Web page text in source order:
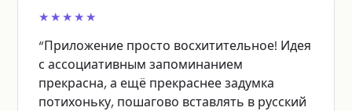
★★★★★
“Приложение просто восхитительное! Идея
с ассоциативным запоминанием
прекрасна, а ещё прекраснее задумка
потихоньку, пошагово вставлять в русский